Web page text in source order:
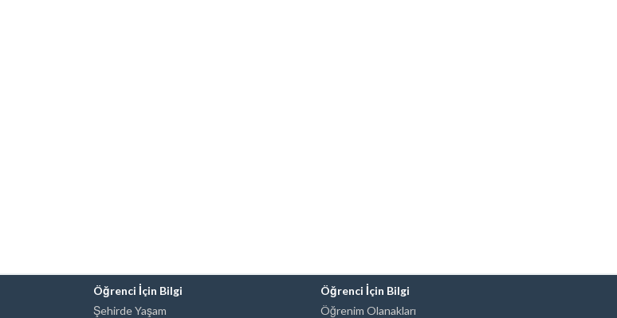
Öğrenci İçin Bilgi
Şehirde Yaşam
Öğrenci İçin Bilgi
Öğrenim Olanakları